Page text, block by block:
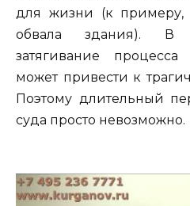
для жизни (к примеру,
обвала здания). В
затягивание
может привести к
Поэтому длительный
суда просто невозможно.